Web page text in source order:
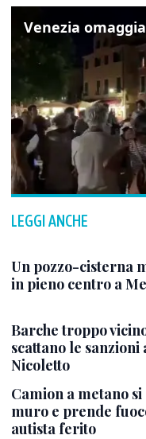
LEGGI ANCHE
Un pozzo-cisterna
in pieno centro a
Barche troppo
scattano le
Nicoletto
Camion a metano
muro e prende
autista ferito